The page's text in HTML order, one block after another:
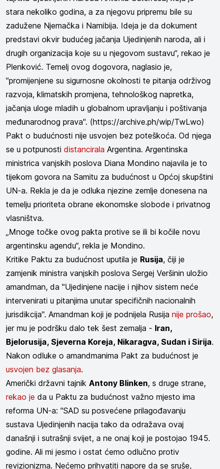
stara nekoliko godina, a za njegovu pripremu bile su
zadužene Njemačka i Namibija. Ideja je da dokument
predstavi okvir budućeg jačanja Ujedinjenih naroda, ali i
drugih organizacija koje su u njegovom sustavu“, rekao je
Plenković. Temelj ovog dogovora, naglasio je,
"promijenjene su sigurnosne okolnosti te pitanja održivog
razvoja, klimatskih promjena, tehnološkog napretka,
jačanja uloge mladih u globalnom upravljanju i poštivanja
međunarodnog prava". (https://archive.ph/wip/TwLwo)
Pakt o budućnosti nije usvojen bez poteškoća. Od njega
se u potpunosti distancirala Argentina. Argentinska
ministrica vanjskih poslova Diana Mondino najavila je to
tijekom govora na Samitu za budućnost u Općoj skupštini
UN-a. Rekla je da je odluka njezine zemlje donesena na
temelju prioriteta obrane ekonomske slobode i privatnog
vlasništva.
„Mnoge točke ovog pakta protive se ili bi kočile novu
argentinsku agendu“, rekla je Mondino.
Kritike Paktu za budućnost uputila je Rusija, čiji je
zamjenik ministra vanjskih poslova Sergej Veršinin uložio
amandman, da "Ujedinjene nacije i njihov sistem neće
intervenirati u pitanjima unutar specifičnih nacionalnih
jurisdikcija". Amandman koji je podnijela Rusija nije prošao,
jer mu je podršku dalo tek šest zemalja - Iran,
Bjelorusija, Sjeverna Koreja, Nikaragva, Sudan i Sirija.
Nakon odluke o amandmanima Pakt za budućnost je
usvojen bez glasanja.
Američki državni tajnik Antony Blinken, s druge strane,
rekao je da u Paktu za budućnost važno mjesto ima
reforma UN-a: "SAD su posvećene prilagođavanju
sustava Ujedinjenih nacija tako da odražava ovaj
današnji i sutrašnji svijet, a ne onaj koji je postojao 1945.
godine. Ali mi jesmo i ostat ćemo odlučno protiv
revizionizma. Nećemo prihvatiti napore da se sruše,